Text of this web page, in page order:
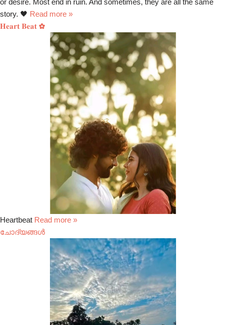
story. 🖤 Read more »
𝐇𝐞𝐚𝐫𝐭 𝐁𝐞𝐚𝐭 ✿
Heartbeat Read more »
ചോദ്യങ്ങൾ